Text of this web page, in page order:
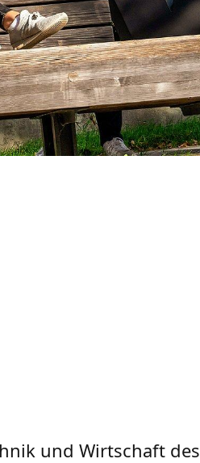
und Wirtschaft des